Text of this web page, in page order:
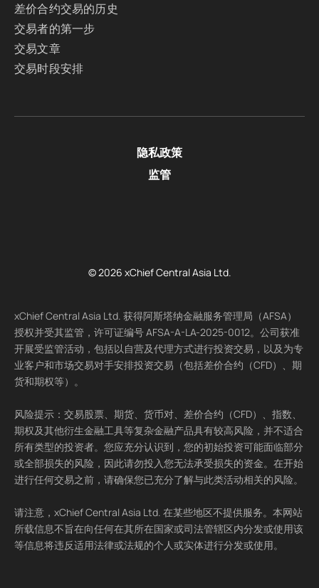
差价合约交易的历史
交易者的第一步
交易文章
交易时段安排
隐私政策
监管
© 2026 xChief Central Asia Ltd.
xChief Central Asia Ltd. 获得阿斯塔纳金融服务管理局（AFSA）
授权并受其监管，许可证编号 AFSA-A-LA-2025-0012。公司获准
开展受监管活动，包括以自营及代理方式进行投资交易，以及为专
业客户和市场交易对手安排投资交易（包括差价合约（CFD）、期
货和期权等）。
风险提示：交易股票、期货、货币对、差价合约（CFD）、指数、
期权及其他衍生金融工具等复杂金融产品具有较高风险，并不适合
所有类型的投资者。您应充分认识到，您的初始投资可能面临部分
或全部损失的风险，因此请勿投入您无法承受损失的资金。在开始
进行任何交易之前，请确保您已充分了解与此类活动相关的风险。
请注意，xChief Central Asia Ltd. 在某些地区不提供服务。本网站
所载信息不旨在向任何在其所在国家或司法管辖区内分发或使用该
等信息将违反适用法律或法规的个人或实体进行分发或使用。